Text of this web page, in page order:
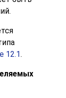
12.1.